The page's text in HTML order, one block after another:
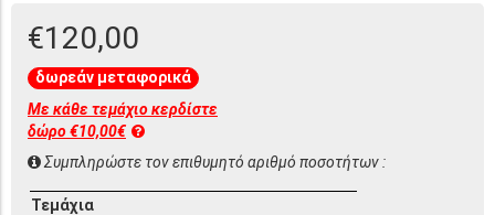
€120,00
δωρεάν μεταφορικά
Με κάθε τεμάχιο κερδίστε
δώρο €10,00€
Συμπληρώστε τον επιθυμητό αριθμό ποσοτήτων :
Τεμάχια